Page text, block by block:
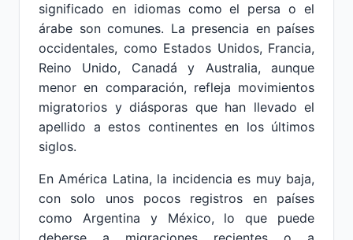
significado en idiomas como el persa o el
árabe son comunes. La presencia en países
occidentales, como Estados Unidos, Francia,
Reino Unido, Canadá y Australia, aunque
menor en comparación, refleja movimientos
migratorios y diásporas que han llevado el
apellido a estos continentes en los últimos
siglos.
En América Latina, la incidencia es muy baja,
con solo unos pocos registros en países
como Argentina y México, lo que puede